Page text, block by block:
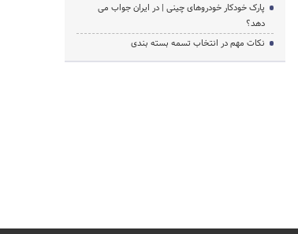
پارک خودکار خودروهای چینی | در ایران جواب می
دهد؟
نکات مهم در انتخاب تسمه بسته بندی